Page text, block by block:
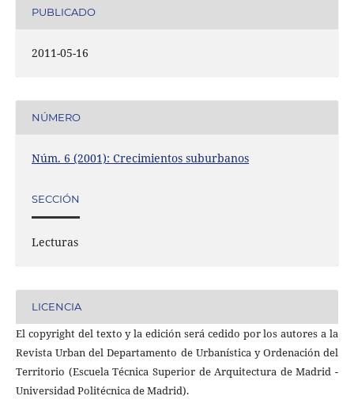
PUBLICADO
2011-05-16
NÚMERO
Núm. 6 (2001): Crecimientos suburbanos
SECCIÓN
Lecturas
LICENCIA
El copyright del texto y la edición será cedido por los autores a la
Revista Urban del Departamento de Urbanística y Ordenación del
Territorio (Escuela Técnica Superior de Arquitectura de Madrid -
Universidad Politécnica de Madrid).